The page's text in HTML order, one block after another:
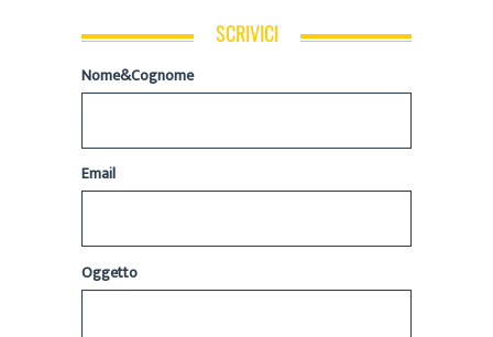
SCRIVICI
Nome&Cognome
Email
Oggetto